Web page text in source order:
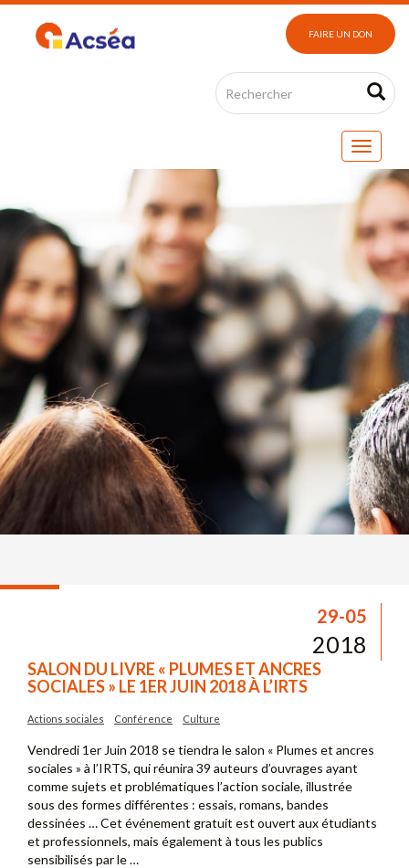
FAIRE UN DON
29-05
2018
SALON DU LIVRE « PLUMES ET ANCRES
SOCIALES » LE 1ER JUIN 2018 À L’IRTS
Actions sociales Conférence Culture
Vendredi 1er Juin 2018 se tiendra le salon « Plumes et ancres
sociales » à l’IRTS, qui réunira 39 auteurs d’ouvrages ayant
comme sujets et problématiques l’action sociale, illustrée
sous des formes différentes : essais, romans, bandes
dessinées … Cet événement gratuit est ouvert aux étudiants
et professionnels, mais également à tous les publics
sensibilisés par le …